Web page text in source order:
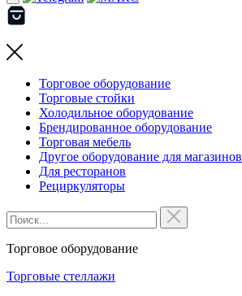
Торговое оборудование
Торговые стойки
Холодильное оборудование
Брендированное оборудование
Торговая мебель
Другое оборудование для магазинов
Для ресторанов
Рециркуляторы
Торговое оборудование
Торговые стеллажи